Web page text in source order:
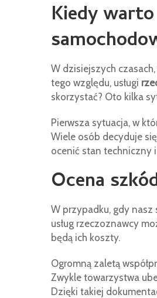
Kiedy
W dzisiejszych
tego względu, usługi
skorzystać? Oto kilka
Pierwsza sytuacja, w
Wiele osób decyduje
ocenić stan techniczny
Ocena
W przypadku, gdy nasz
usług rzeczoznawcy
będą ich koszty.
Ogromną zaletą
Zwykle towarzystwa
Dzięki takiej